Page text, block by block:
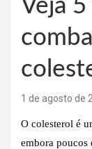
Veja
1 de agosto de
O colesterol é
embora poucos